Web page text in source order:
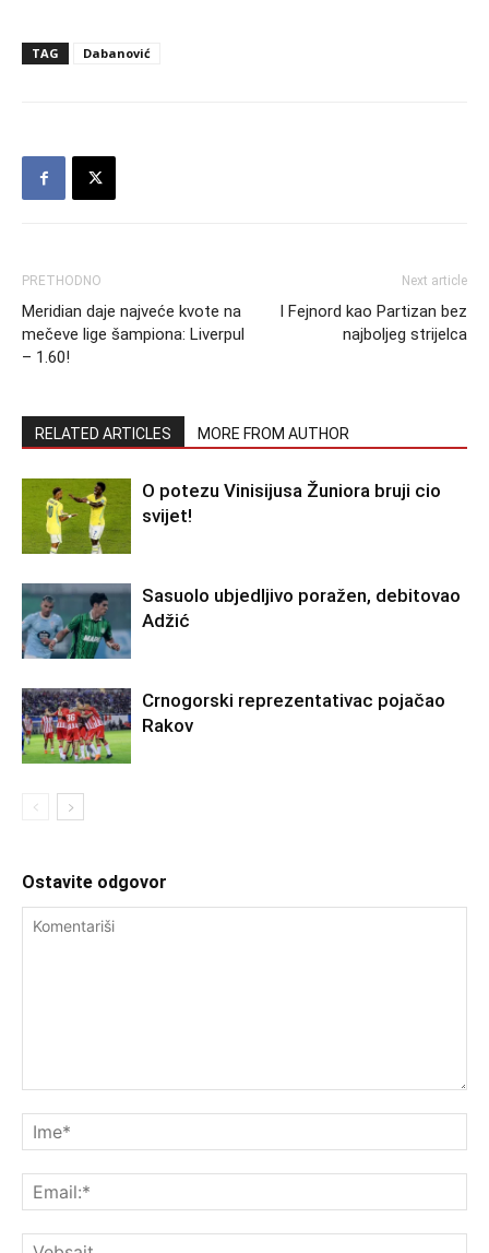
TAG Dabanović
PRETHODNO
Meridian daje najveće kvote na
mečeve lige šampiona: Liverpul
– 1.60!
Next article
I Fejnord kao Partizan bez
najboljeg strijelca
RELATED ARTICLES MORE FROM AUTHOR
O potezu Vinisijusa Žuniora bruji cio
svijet!
Sasuolo ubjedljivo poražen, debitovao
Adžić
Crnogorski reprezentativac pojačao
Rakov
Ostavite odgovor